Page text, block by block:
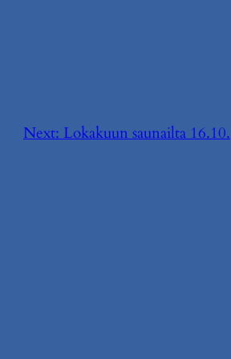
Next:Lokakuun saunailta 16.10.